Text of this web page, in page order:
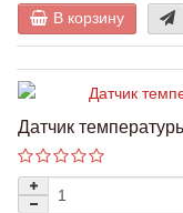
В корзину
Датчик